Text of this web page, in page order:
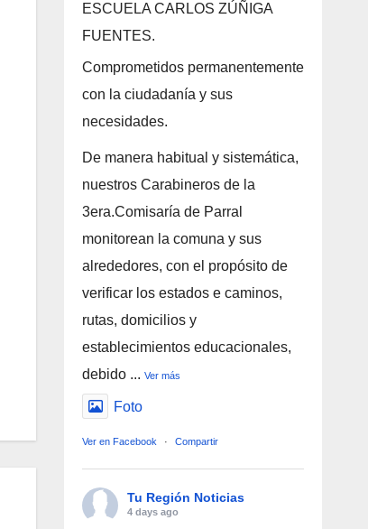
ESCUELA CARLOS ZÚÑIGA
FUENTES.
Comprometidos permanentemente
con la ciudadanía y sus
necesidades.
De manera habitual y sistemática,
nuestros Carabineros de la
3era.Comisaría de Parral
monitorean la comuna y sus
alrededores, con el propósito de
verificar los estados e caminos,
rutas, domicilios y
establecimientos educacionales,
debido ... Ver más
Foto
Ver en Facebook · Compartir
Tu Región Noticias
4 days ago